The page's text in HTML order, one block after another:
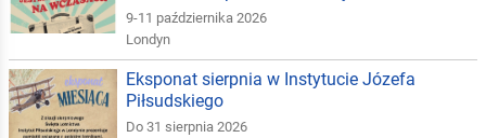
9-11 października 2026
Londyn
Eksponat sierpnia w Instytucie Józefa
Piłsudskiego
Do 31 sierpnia 2026